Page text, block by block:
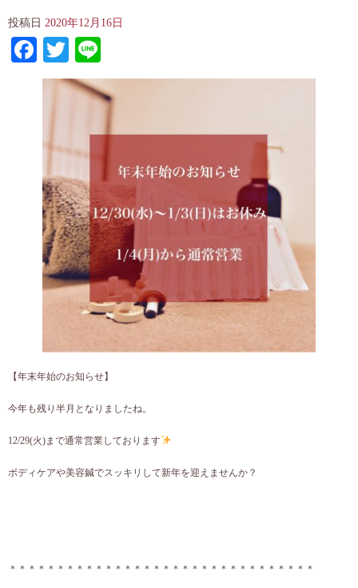
投稿日 2020年12月16日
Facebook
Twitter
【年末年始のお知らせ】
今年も残り半月となりましたね。
12/29(火)まで通常営業しております
ボディケアや美容鍼でスッキリして新年を迎えませんか？
＊＊＊＊＊＊＊＊＊＊＊＊＊＊＊＊＊＊＊＊＊＊＊＊＊＊＊＊＊＊＊＊